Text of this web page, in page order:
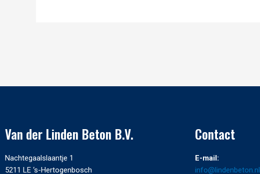
Van der Linden Beton B.V.
Nachtegaalslaantje 1
5211 LE ‘s-Hertogenbosch
Contact
E-mail:
info@lindenbeton.nl